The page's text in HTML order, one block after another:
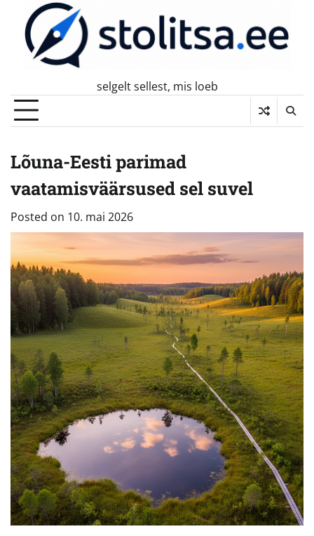
content
selgelt sellest, mis loeb
Lõuna-Eesti parimad
vaatamisväärsused sel suvel
Posted on 10. mai 2026